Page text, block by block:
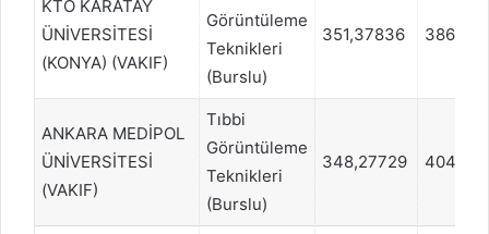
KTO KARATAY
ÜNİVERSİTESİ
(KONYA) (VAKIF)
Görüntüleme
Teknikleri
(Burslu)
351,37836 386838
ANKARA MEDİPOL
ÜNİVERSİTESİ
(VAKIF)
Tıbbi
Görüntüleme
Teknikleri
(Burslu)
348,27729 404967